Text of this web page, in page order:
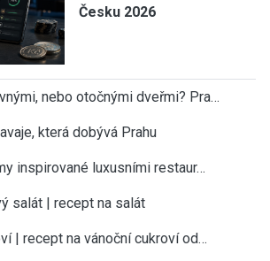
Česku 2026
nebo otočnými dveřmi? Pra…
která dobývá Prahu
inspirované luxusními restaur…
salát | recept na salát
| recept na vánoční cukroví od…